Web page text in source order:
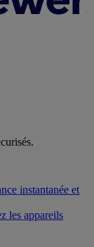
instantanée et
les appareils